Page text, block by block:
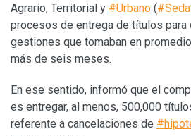
Agrario, Territorial y #Urbano (
procesos de entrega de títulos para
gestiones que tomaban en
más de seis meses.
En ese sentido, informó que el
es entregar, al menos, 500,000
referente a cancelaciones de